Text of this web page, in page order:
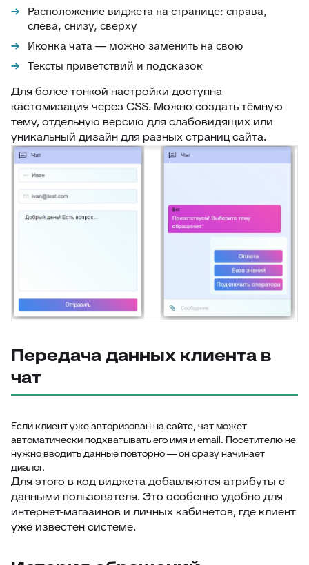
Расположение виджета на странице: справа,
слева, снизу, сверху
Иконка чата — можно заменить на свою
Тексты приветствий и подсказок
Для более тонкой настройки доступна
кастомизация через CSS. Можно создать тёмную
тему, отдельную версию для слабовидящих или
уникальный дизайн для разных страниц сайта.
Передача данных клиента в
чат
Если клиент уже авторизован на сайте, чат может
автоматически подхватывать его имя и email. Посетителю не
нужно вводить данные повторно — он сразу начинает
диалог.
Для этого в код виджета добавляются атрибуты с
данными пользователя. Это особенно удобно для
интернет-магазинов и личных кабинетов, где клиент
уже известен системе.